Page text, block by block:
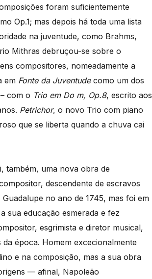
foram suficientemente
Op.1; mas depois há toda uma lista
na juventude, como Brahms,
Mithras debruçou-se sobre o
compositores, nomeadamente a
em Fonte da Juventudecomo um dos
– com o Trio em Do m, Op.8, escrito aos
Petrichor, o novo Trio com piano
que se liberta quando a chuva cai
também, uma nova obra de
descendente de escravos
no ano de 1745, mas foi em
sua educação esmerada e fez
esgrimista e diretor musical,
época. Homem excecionalmente
e na composição, mas a sua obra
— afinal, Napoleão